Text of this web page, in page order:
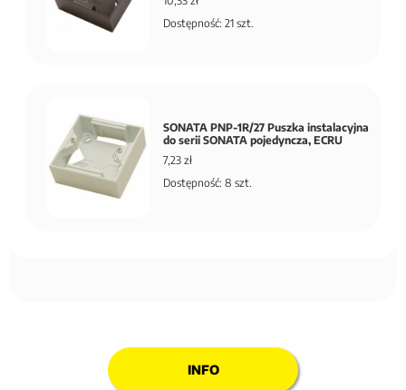
Dostępność: 21 szt.
SONATA PNP-1R/27 Puszka instalacyjna
do serii SONATA pojedyncza, ECRU
7,23 zł
Dostępność: 8 szt.
INFO